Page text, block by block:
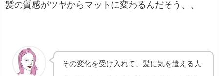
髪の質感がツヤからマットに変わるんだそう、、
その変化を受け入れて、髪に気を遣える人